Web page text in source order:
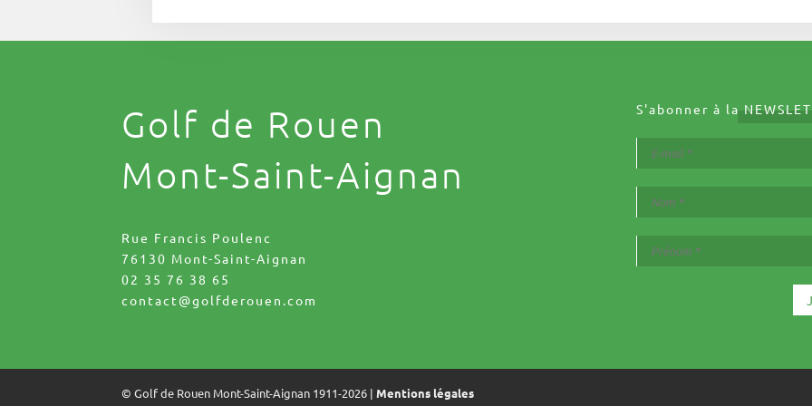
Golf de Rouen
Mont-Saint-Aignan
Rue Francis Poulenc
76130 Mont-Saint-Aignan
02 35 76 38 65
contact@golfderouen.com
S'abonner à la
© Golf de Rouen Mont-Saint-Aignan 1911-2026 |Mentions légales